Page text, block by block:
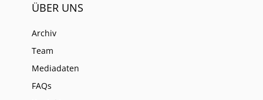
ÜBER UNS
Archiv
Team
Mediadaten
FAQs